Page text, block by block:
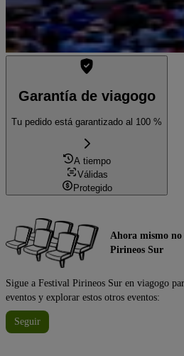
Garantía de viagogo
Tu pedido está garantizado al 100 %
A tiempo
Válidas
Protegido
Ahora mismo no
Pirineos Sur
Sigue a Festival Pirineos Sur en viagogo
eventos y explorar estos otros eventos:
Seguir